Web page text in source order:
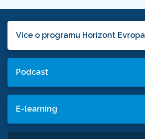
Více o programu Horizont Evropa
Podcast
E-learning